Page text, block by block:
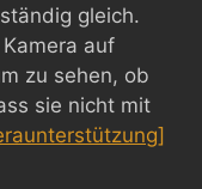
gleich.
auf
zu sehen, ob
sie nicht mit